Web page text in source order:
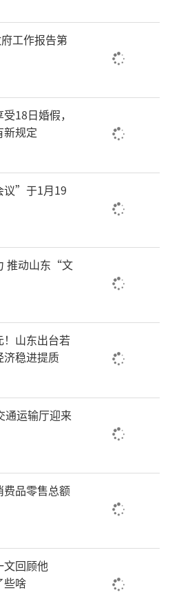
工作报告第
18日婚假，
新规定
议”于1月19
推动山东“文
山东出台若
济稳进提质
通运输厅迎来
品零售总额
文回顾他
啥